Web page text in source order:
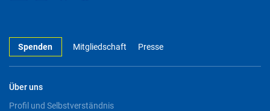
Spenden Mitgliedschaft Presse
Über uns
Profil und Selbstverständnis